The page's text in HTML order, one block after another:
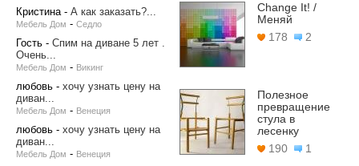
Кристина- А как заказать?...
Мебель Дом - Седло
Гость - Спим на диване 5 лет .
Очень...
Мебель Дом - Викинг
любовь - хочу узнать цену на
диван...
Мебель Дом - Венеция
любовь - хочу узнать цену на
диван...
Мебель Дом - Венеция
Change It! /
Меняй
178
2
Полезное
превращение
стула в
лесенку
190
1